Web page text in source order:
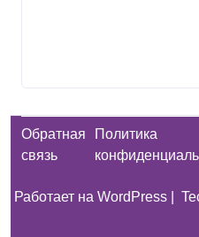
Обратная
связь
Политика
Работает на WordPress